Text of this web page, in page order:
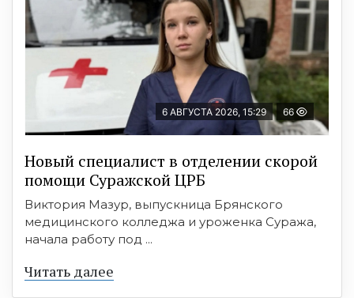
6 АВГУСТА 2026, 15:29 66
Новый специалист в отделении скорой
помощи Суражской ЦРБ
Виктория Мазур, выпускница Брянского
медицинского колледжа и уроженка Суража,
начала работу под ...
Читать далее